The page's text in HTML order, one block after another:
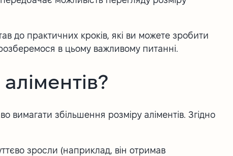
до практичних кроків, які ви можете зробити
в цьому важливому питанні.
збільшення розміру аліментів. Згідно
зросли (наприклад, він отримав